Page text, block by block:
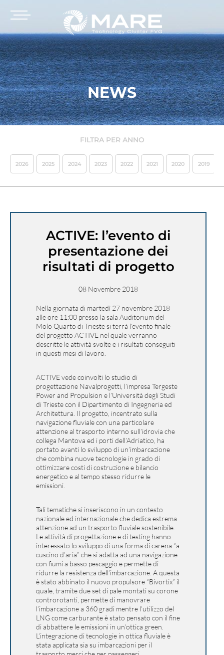
NEWS
FILTRA PER ANNO
2026 2025 2024 2023 2022 2021 2020 2019
ACTIVE: l’evento di
presentazione dei
risultati di progetto
08 Novembre 2018
Nella giornata di martedì 27 novembre 2018
alle ore 11:00 presso la sala Auditorium del
Molo Quarto di Trieste si terrà l’evento finale
del progetto ACTIVE nel quale verranno
descritte le attività svolte e i risultati conseguiti
in questi mesi di lavoro.
ACTIVE vede coinvolti lo studio di
progettazione Navalprogetti, l’impresa Tergeste
Power and Propulsion e l’Università degli Studi
di Trieste con il Dipartimento di Ingegneria ed
Architettura. Il progetto, incentrato sulla
navigazione fluviale con una particolare
attenzione al trasporto interno sull’idrovia che
collega Mantova ed i porti dell’Adriatico, ha
portato avanti lo sviluppo di un’imbarcazione
che combina nuove tecnologie in grado di
ottimizzare costi di costruzione e bilancio
energetico e al tempo stesso ridurre le
emissioni.
Tali tematiche si inseriscono in un contesto
nazionale ed internazionale che dedica estrema
attenzione ad un trasporto fluviale sostenibile.
Le attività di progettazione e di testing hanno
interessato lo sviluppo di una forma di carena “a
cuscino d’aria” che si adatta ad una navigazione
con fiumi a basso pescaggio e permette di
ridurre la resistenza dell’imbarcazione. A questa
è stato abbinato il nuovo propulsore “Bivortix” il
quale, tramite due set di pale montati su corone
controrotanti, permette di manovrare
l’imbarcazione a 360 gradi mentre l’utilizzo del
LNG come carburante è stato pensato con il fine
di abbattere le emissioni in un’ottica green.
L’integrazione di tecnologie in ottica fluviale è
stata applicata sia su imbarcazioni per il